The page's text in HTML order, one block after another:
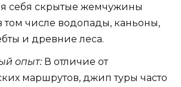
себя скрытые жемчужины
том числе водопады, каньоны,
и древние леса.
опыт:В отличие от
маршрутов, джип туры часто